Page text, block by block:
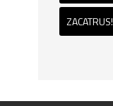
ZACATRUS!